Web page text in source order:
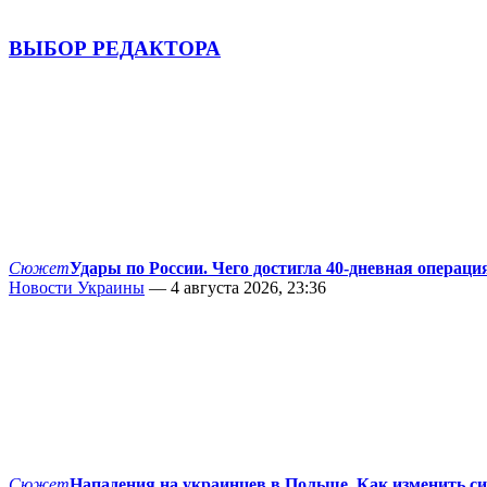
ВЫБОР РЕДАКТОРА
СюжетУдары по России. Чего достигла 40-дневная
Новости Украины — 4 августа 2026, 23:36